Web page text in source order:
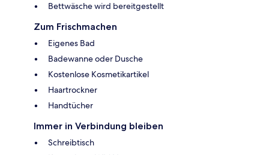
Bettwäsche wird bereitgestellt
Zum Frischmachen
Eigenes Bad
Badewanne oder Dusche
Kostenlose Kosmetikartikel
Haartrockner
Handtücher
Immer in Verbindung bleiben
Schreibtisch